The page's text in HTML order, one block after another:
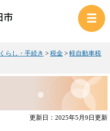
くらし・手続き > 税金 > 軽自動車税
更新日：2025年5月9日更新